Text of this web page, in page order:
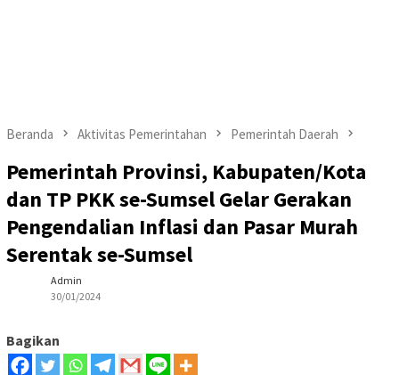
Beranda Aktivitas Pemerintahan Pemerintah Daerah
Pemerintah Provinsi, Kabupaten/Kota
dan TP PKK se-Sumsel Gelar Gerakan
Pengendalian Inflasi dan Pasar Murah
Serentak se-Sumsel
Admin
30/01/2024
Bagikan